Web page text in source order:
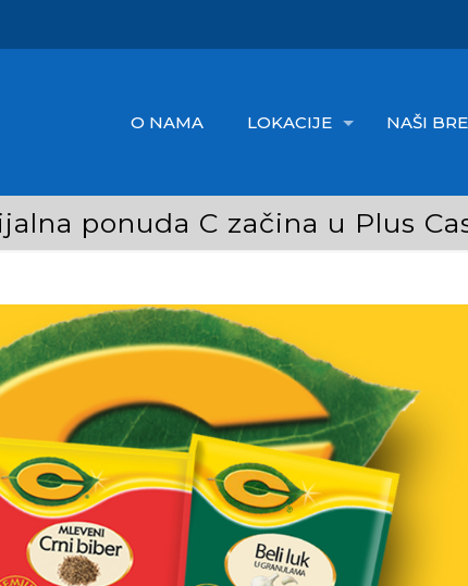
O NAMA LOKACIJE NAŠI
ponuda C začina u Plus